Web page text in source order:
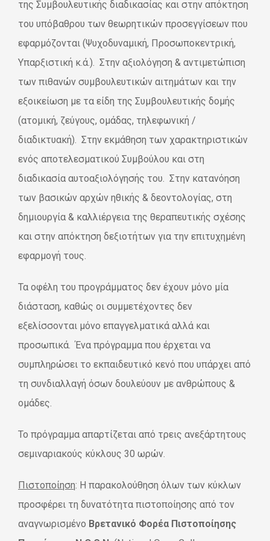
της Συμβουλευτικής διαδικασίας και στην απόκτηση
του υπόβαθρου των θεωρητικών προσεγγίσεων που
εφαρμόζονται (Ψυχοδυναμική, Προσωποκεντρική,
Υπαρξιστική κ.ά.). Στην αξιολόγηση & αντιμετώπιση
των πιθανών συμβουλευτικών αιτημάτων και την
εξοικείωση με τα είδη της Συμβουλευτικής δομής
(ατομική, ζεύγους, ομάδας, τηλεφωνική /
διαδικτυακή). Στην εκμάθηση των χαρακτηριστικών
ενός αποτελεσματικού Συμβούλου και στη
διαδικασία αυτοαξιολόγησής του. Στην κατανόηση
των βασικών αρχών ηθικής & δεοντολογίας, στη
δημιουργία & καλλιέργεια της θεραπευτικής σχέσης
και στην απόκτηση δεξιοτήτων για την επιτυχημένη
εφαρμογή τους.
Τα οφέλη του προγράμματος δεν έχουν μόνο μία
διάσταση, καθώς οι συμμετέχοντες δεν
εξελίσσονται μόνο επαγγελματικά αλλά και
προσωπικά. Ένα πρόγραμμα που έρχεται να
συμπληρώσει το εκπαιδευτικό κενό που υπάρχει από
τη συνδιαλλαγή όσων δουλεύουν με ανθρώπους &
ομάδες.
Το πρόγραμμα απαρτίζεται από τρεις ανεξάρτητους
σεμιναριακούς κύκλους 30 ωρών.
Πιστοποίηση: Η παρακολούθηση όλων των κύκλων
προσφέρει τη δυνατότητα πιστοποίησης από τον
αναγνωρισμένο Βρετανικό Φορέα Πιστοποίησης